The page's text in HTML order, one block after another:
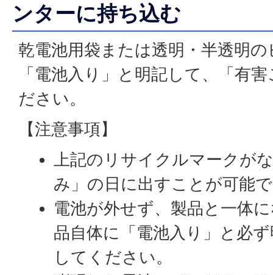
ンターに持ち込む
乾電池用袋または透明・半透明
「電池入り」と明記して、「有
ださい。
【注意事項】
上記のリサイクルマークが
み」の日に出すことが可能
電池が外せず、製品と一体
品自体に「電池入り」と必
してください。